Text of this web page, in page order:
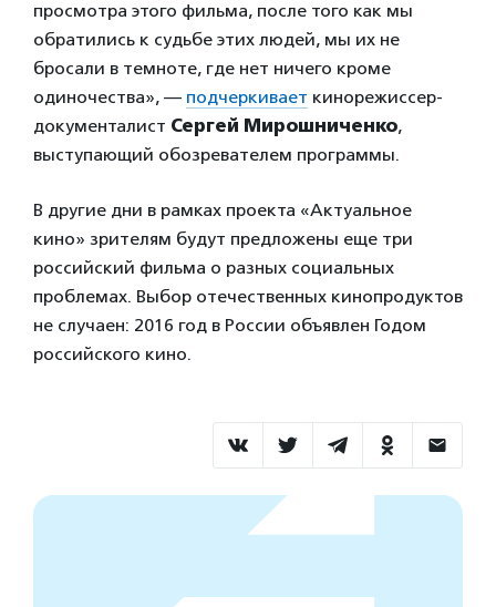
просмотра этого фильма, после того как мы
обратились к судьбе этих людей, мы их не
бросали в темноте, где нет ничего кроме
одиночества», — подчеркивает кинорежиссер-
документалист Сергей Мирошниченко,
выступающий обозревателем программы.
В другие дни в рамках проекта «Актуальное
кино» зрителям будут предложены еще три
российский фильма о разных социальных
проблемах. Выбор отечественных кинопродуктов
не случаен: 2016 год в России объявлен Годом
российского кино.